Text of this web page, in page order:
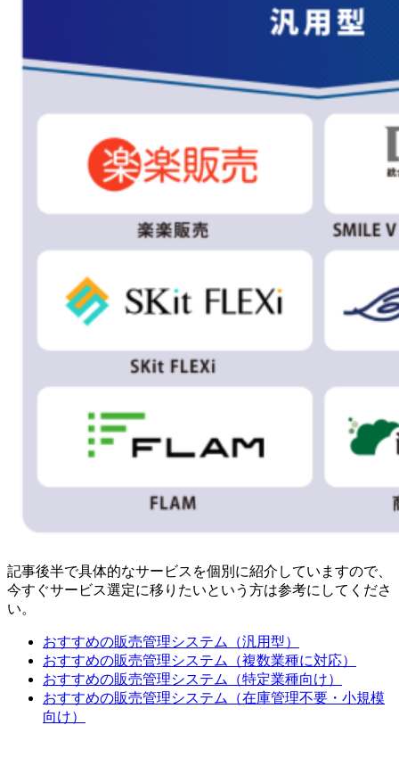
記事後半で具体的なサービスを個別に紹介していますので、
今すぐサービス選定に移りたいという方は参考にしてくださ
い。
おすすめの販売管理システム（汎用型）
おすすめの販売管理システム（複数業種に対応）
おすすめの販売管理システム（特定業種向け）
おすすめの販売管理システム（在庫管理不要・小規模
向け）